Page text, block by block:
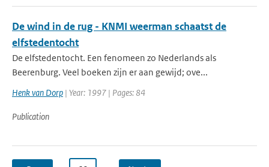
De wind in de rug - KNMI weerman schaatst de
elfstedentocht
De elfstedentocht. Een fenomeen zo Nederlands als
Beerenburg. Veel boeken zijn er aan gewijd; ove...
Henk van Dorp | Year: 1997 | Pages: 84
Publication